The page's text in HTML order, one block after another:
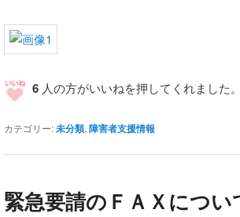
6 人の方がいいねを押してくれました。
カテゴリー:未分類, 障害者支援情報
緊急要請のＦＡＸについ